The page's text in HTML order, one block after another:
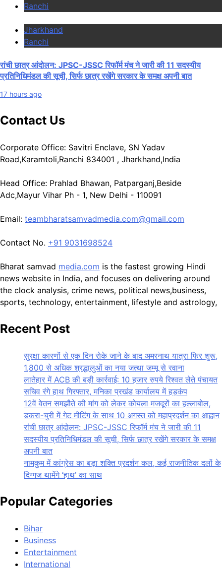
Ranchi
Jharkhand
Ranchi
रांची छात्र आंदोलन: JPSC-JSSC रिफॉर्म मंच ने जारी की 11 सदस्यीय
प्रतिनिधिमंडल की सूची, सिर्फ छात्र रखेंगे सरकार के समक्ष अपनी बात
17 hours ago
Contact Us
Corporate Office: Savitri Enclave, SN Yadav
Road,Karamtoli,Ranchi 834001 , Jharkhand,India
Head Office: Prahlad Bhawan, Patparganj,Beside
Adc,Mayur Vihar Ph - 1, New Delhi - 110091
Email: teambharatsamvadmedia.com@gmail.com
Contact No. ‪ +91 9031698524
Bharat samvad media.com is the fastest growing Hindi
news website in India, and focuses on delivering around
the clock analysis, crime news, political news,business,
sports, technology, entertainment, lifestyle and astrology,
Recent Post
सुरक्षा कारणों से एक दिन रोके जाने के बाद अमरनाथ यात्रा फिर शुरू,
1,800 से अधिक श्रद्धालुओं का नया जत्था जम्मू से रवाना
लातेहार में ACB की बड़ी कार्रवाई: 10 हजार रुपये रिश्वत लेते पंचायत
सचिव रंगे हाथ गिरफ्तार, मनिका प्रखंड कार्यालय में हड़कंप
12वें वेतन समझौते की मांग को लेकर कोयला मजदूरों का हल्लाबोल,
डकरा-चुरी में गेट मीटिंग के साथ 10 अगस्त को महाप्रदर्शन का आह्वान
रांची छात्र आंदोलन: JPSC-JSSC रिफॉर्म मंच ने जारी की 11
सदस्यीय प्रतिनिधिमंडल की सूची, सिर्फ छात्र रखेंगे सरकार के समक्ष
अपनी बात
नामकुम में कांग्रेस का बड़ा शक्ति प्रदर्शन कल, कई राजनीतिक दलों के
दिग्गज थामेंगे ‘हाथ’ का साथ
Popular Categories
Bihar
Business
Entertainment
International